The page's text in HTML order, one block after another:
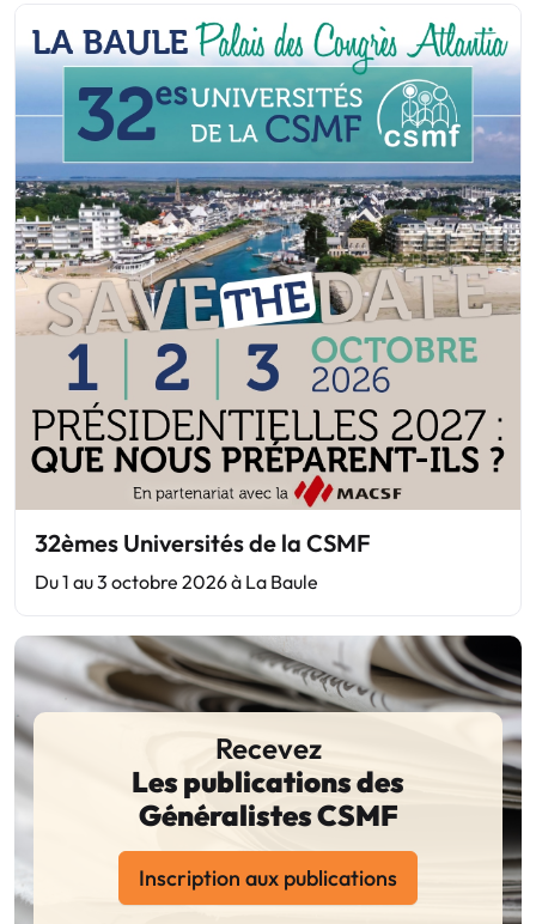
32èmes Universités de la CSMF
Du 1 au 3 octobre 2026 à La Baule
Recevez
Les publications des
Généralistes CSMF
Inscription aux publications